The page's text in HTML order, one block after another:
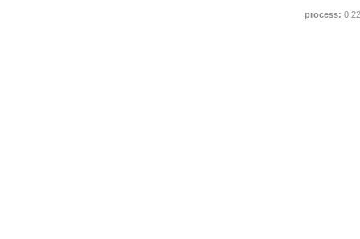
process: